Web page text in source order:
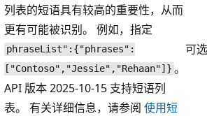
列表的短语具有较高的重要性，从而
更有可能被识别。 例如，指定
phraseList":{"phrases":
["Contoso","Jessie","Rehaan"]} 。
API 版本 2025-10-15 支持短语列
表。 有关详细信息，请参阅 使用短
可选